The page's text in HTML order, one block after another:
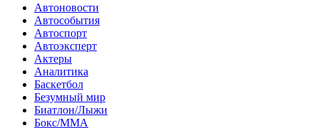
Автоновости
Автособытия
Автоспорт
Автоэксперт
Актеры
Аналитика
Баскетбол
Безумный мир
Биатлон/Лыжи
Бокс/MMA